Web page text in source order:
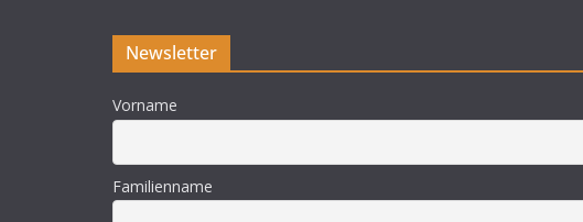
Newsletter
Vorname
Familienname